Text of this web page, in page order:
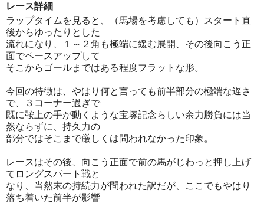
レース詳細
ラップタイムを見ると、（馬場を考慮しても）スタート直
後からゆったりとした
流れになり、１～２角も極端に緩む展開、その後向こう正
面でペースアップして
そこからゴールまではある程度フラットな形。
今回の特徴は、やはり何と言っても前半部分の極端な遅さ
で、３コーナー過ぎで
既に鞍上の手が動くような宝塚記念らしい余力勝負には当
然ならずに、持久力の
部分ではそこまで厳しくは問われなかった印象。
レースはその後、向こう正面で前の馬がじわっと押し上げ
てロングスパート戦と
なり、当然末の持続力が問われた訳だが、ここでもやはり
落ち着いた前半が影響